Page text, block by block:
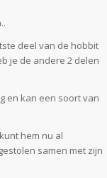
deel van de hobbit
je de andere 2 delen
en kan een soort van
hem nu al
samen met zijn